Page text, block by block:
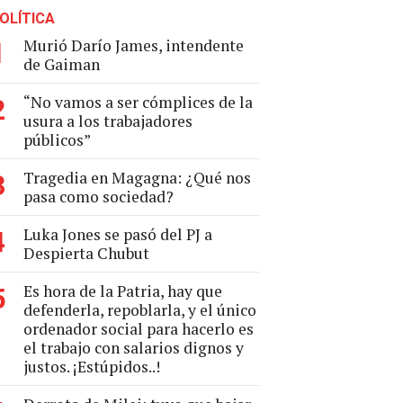
Murió Darío James, intendente
de Gaiman
“No vamos a ser cómplices de la
usura a los trabajadores
públicos”
Tragedia en Magagna: ¿Qué nos
pasa como sociedad?
Luka Jones se pasó del PJ a
Despierta Chubut
Es hora de la Patria, hay que
defenderla, repoblarla, y el único
ordenador social para hacerlo es
el trabajo con salarios dignos y
justos. ¡Estúpidos..!